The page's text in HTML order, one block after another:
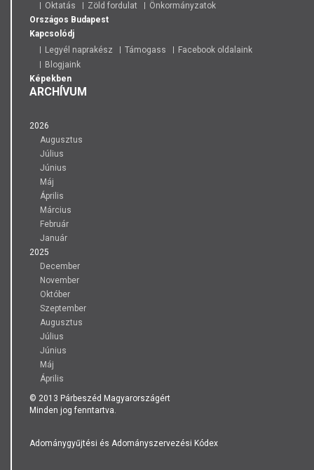
Oktatás
Zöld fordulat
Önkormányzatok
Országos Budapest
Kapcsolódj
Legyél naprakész
Támogass
Facebook oldalaink
Blogjaink
Képekben
ARCHÍVUM
2026
Augusztus
Július
Június
Máj
Április
Március
Február
Január
2025
December
November
Október
Szeptember
Augusztus
Július
Június
Máj
Április
© 2013 Párbeszéd Magyarországért
Minden jog fenntartva.
Adománygyűjtési és Adományszervezési Kódex